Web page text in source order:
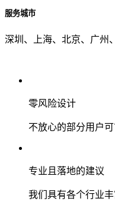
服务城市
深圳、上海、北京、广州
零风险设计
不放心的部分用户
专业且落地的建议
我们具有各个行业